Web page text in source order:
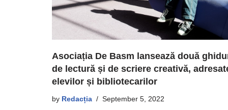
Asociația De Basm lansează două
de lectură și de scriere creativă,
elevilor și bibliotecarilor
by Redacția September 5, 2022